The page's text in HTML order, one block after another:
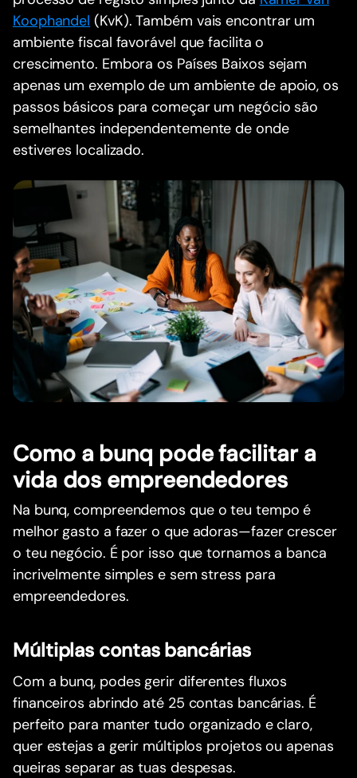
Koophandel (KvK). Também vais encontrar um
ambiente fiscal favorável que facilita o
crescimento. Embora os Países Baixos sejam
apenas um exemplo de um ambiente de apoio, os
passos básicos para começar um negócio são
semelhantes independentemente de onde
estiveres localizado.
Como a bunq pode facilitar a
vida dos empreendedores
Na bunq, compreendemos que o teu tempo é
melhor gasto a fazer o que adoras—fazer crescer
o teu negócio. É por isso que tornamos a banca
incrivelmente simples e sem stress para
empreendedores.
Múltiplas contas bancárias
Com a bunq, podes gerir diferentes fluxos
financeiros abrindo até 25 contas bancárias. É
perfeito para manter tudo organizado e claro,
quer estejas a gerir múltiplos projetos ou apenas
queiras separar as tuas despesas.